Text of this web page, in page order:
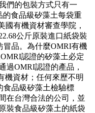
們的包裝方式只有一
的食品級矽藻土每袋重
國有機資材審查學院，
公斤原裝進口紙袋裝
冒品。為什麼OMRI有機
認證的矽藻土必定
過OMRI認證的產品，
機資材；任何來歷不明
食品級矽藻土檢驗標
在台灣合法的公司，並
裝食品級矽藻土的紙袋